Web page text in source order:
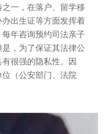
一，在落户、留学移
出生证等方面发挥着
年咨询预约司法亲子
，为了保证其法律公
很强的隐私性。因
（公安部门、法院